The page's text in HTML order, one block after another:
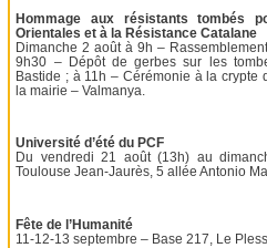
Hommage aux résistants tombés
Orientales et à la Résistance Catalane
Dimanche 2 août à 9h –
9h30 – Dépôt de gerbes sur les
Bastide ; à 11h – Cérémonie à la crypte
la mairie – Valmanya.
Université d’été du PCF
Du vendredi 21 août (13h) au
Toulouse Jean-Jaurès, 5 allée Antonio
Fête de l’Humanité
11-12-13 septembre – Base 217, Le